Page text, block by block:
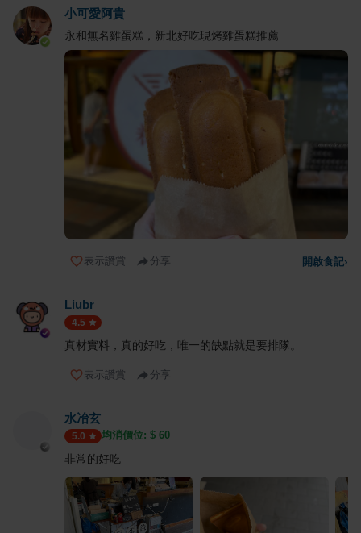
小可愛阿貴
永和無名雞蛋糕，新北好吃現烤雞蛋糕推薦
表示讚賞 分享 開啟食記›
Liubr
4.5
真材實料，真的好吃，唯一的缺點就是要排隊。
表示讚賞 分享
水冶玄
5.0 均消價位: $ 60
非常的好吃